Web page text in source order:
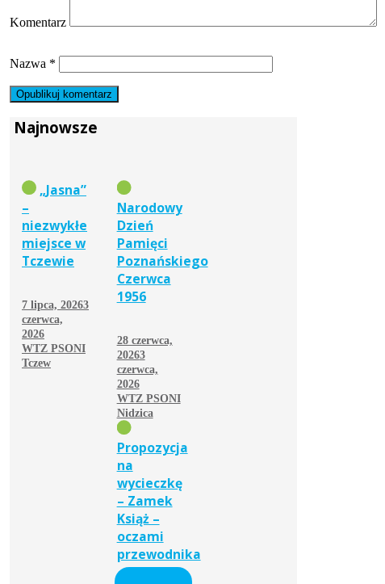
Komentarz
Nazwa *
Najnowsze
„Jasna”
–
niezwykłe
miejsce w
Tczewie
7 lipca, 20263
czerwca,
2026
WTZ PSONI
Tczew
Narodowy
Dzień
Pamięci
Poznańskiego
Czerwca
1956
28 czerwca,
20263
czerwca,
2026
WTZ PSONI
Nidzica
Propozycja
na
wycieczkę
– Zamek
Książ –
oczami
przewodnika